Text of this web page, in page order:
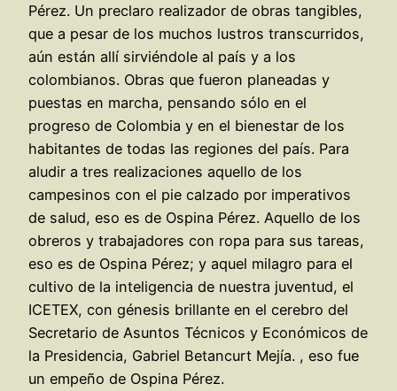
Pérez. Un preclaro realizador de obras tangibles,
que a pesar de los muchos lustros transcurridos,
aún están allí sirviéndole al país y a los
colombianos. Obras que fueron planeadas y
puestas en marcha, pensando sólo en el
progreso de Colombia y en el bienestar de los
habitantes de todas las regiones del país. Para
aludir a tres realizaciones aquello de los
campesinos con el pie calzado por imperativos
de salud, eso es de Ospina Pérez. Aquello de los
obreros y trabajadores con ropa para sus tareas,
eso es de Ospina Pérez; y aquel milagro para el
cultivo de la inteligencia de nuestra juventud, el
ICETEX, con génesis brillante en el cerebro del
Secretario de Asuntos Técnicos y Económicos de
la Presidencia, Gabriel Betancurt Mejía. , eso fue
un empeño de Ospina Pérez.